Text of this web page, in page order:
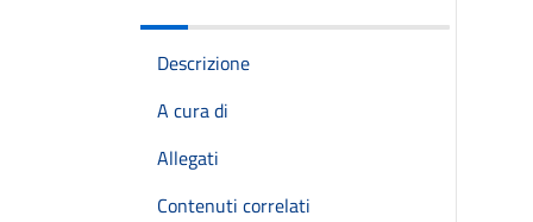
Descrizione
A cura di
Allegati
Contenuti correlati